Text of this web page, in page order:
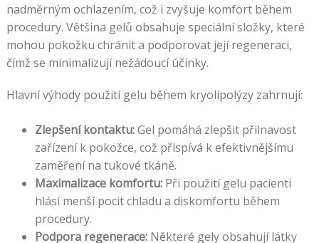
nadměrným ochlazením, což i zvyšuje komfort během
procedury. Většina gelů obsahuje speciální složky, které
mohou pokožku chránit a podporovat její regeneraci,
čímž se minimalizují nežádoucí účinky.
Hlavní výhody použití gelu během kryolipolýzy zahrnují:
Zlepšení kontaktu:Gel pomáhá zlepšit přilnavost
zařízení k pokožce, což přispívá k efektivnějšímu
zaměření na tukové tkáně.
Maximalizace komfortu:Při použití gelu pacienti
hlásí menší pocit chladu a diskomfortu během
procedury.
Podpora regenerace:Některé gely obsahují látky